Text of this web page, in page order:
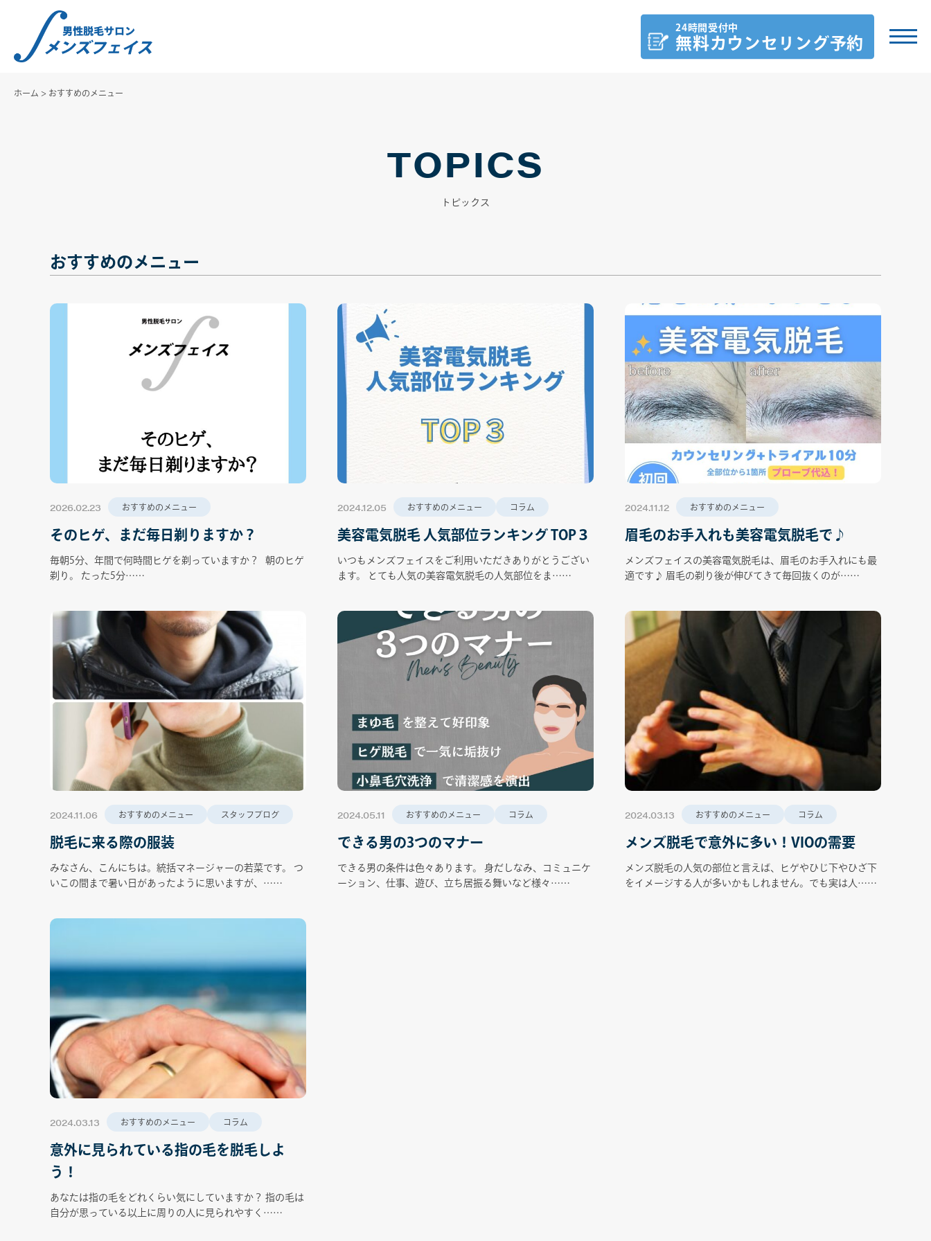
24時間受付中
無料カウンセリング予約
ホーム > おすすめのメニュー
TOPICS
トピックス
おすすめのメニュー
2026.02.23 おすすめのメニュー
そのヒゲ、まだ毎日剃りますか？
毎朝5分、年間で何時間ヒゲを剃っていますか？ 朝のヒゲ
剃り。 たった5分……
2024.12.05 おすすめのメニュー コラム
美容電気脱毛 人気部位ランキング TOP３
いつもメンズフェイスをご利用いただきありがとうござい
ます。 とても人気の美容電気脱毛の人気部位をま……
2024.11.12 おすすめのメニュー
眉毛のお手入れも美容電気脱毛で♪
メンズフェイスの美容電気脱毛は、眉毛のお手入れにも最
適です♪ 眉毛の剃り後が伸びてきて毎回抜くのが……
2024.11.06 おすすめのメニュー スタッフブログ
脱毛に来る際の服装
みなさん、こんにちは。統括マネージャーの若菜です。 つ
いこの間まで暑い日があったように思いますが、……
2024.05.11 おすすめのメニュー コラム
できる男の3つのマナー
できる男の条件は色々あります。 身だしなみ、コミュニケ
ーション、仕事、遊び、立ち居振る舞いなど様々……
2024.03.13 おすすめのメニュー コラム
メンズ脱毛で意外に多い！VIOの需要
メンズ脱毛の人気の部位と言えば、ヒゲやひじ下やひざ下
をイメージする人が多いかもしれません。でも実は人……
2024.03.13 おすすめのメニュー コラム
意外に見られている指の毛を脱毛しよ
う！
あなたは指の毛をどれくらい気にしていますか？ 指の毛は
自分が思っている以上に周りの人に見られやすく……